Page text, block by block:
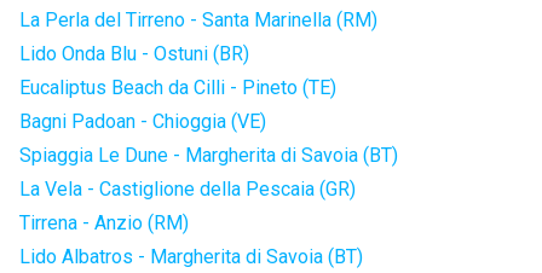
La Perla del Tirreno - Santa Marinella (RM)
Lido Onda Blu - Ostuni (BR)
Eucaliptus Beach da Cilli - Pineto (TE)
Bagni Padoan - Chioggia (VE)
Spiaggia Le Dune - Margherita di Savoia (BT)
La Vela - Castiglione della Pescaia (GR)
Tirrena - Anzio (RM)
Lido Albatros - Margherita di Savoia (BT)